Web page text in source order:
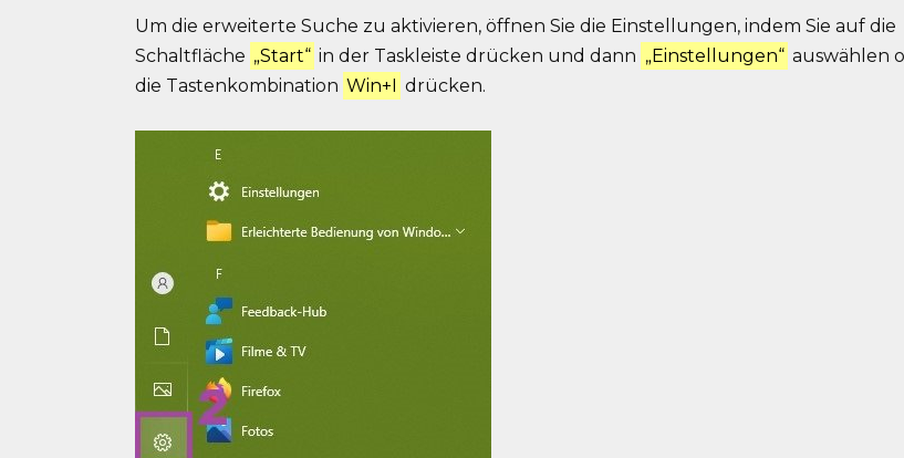
Um die erweiterte Suche zu aktivieren, öffnen Sie die Einstellungen, indem Sie auf die
Schaltfläche „Start“ in der Taskleiste drücken und dann „Einstellungen“ auswählen
die Tastenkombination Win+I drücken.